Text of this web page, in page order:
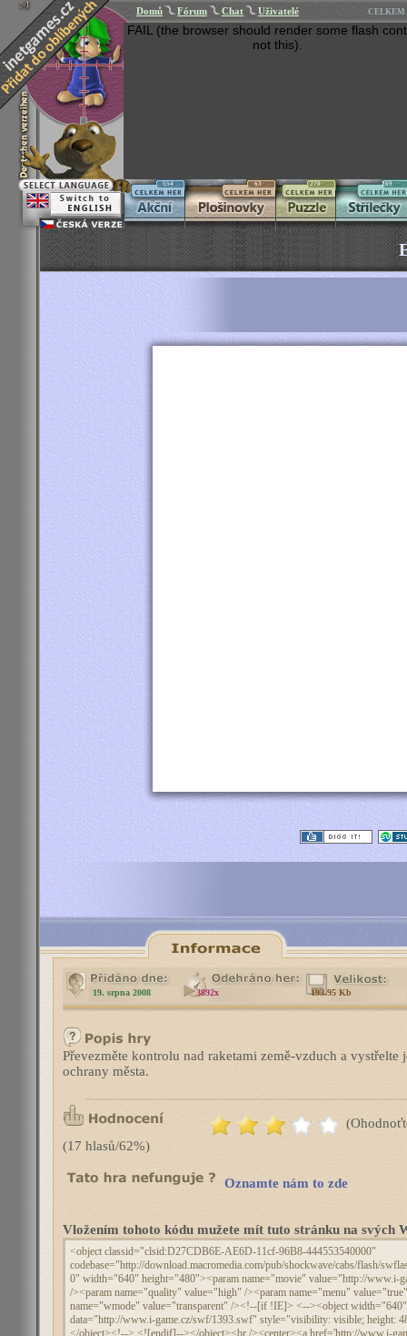
Domů Fórum Chat Uživatelé CELKEM
FAIL (the browser should render some flash
not this).
554 63 270 269
19. srpna 2008 3892x 193.95 Kb
Převezměte kontrolu nad raketami země-vzduch a vystřelte
ochrany města.
(17 hlasů/62%)
Oznamte nám to zde
Vložením tohoto kódu mužete mít tuto stránku na svých